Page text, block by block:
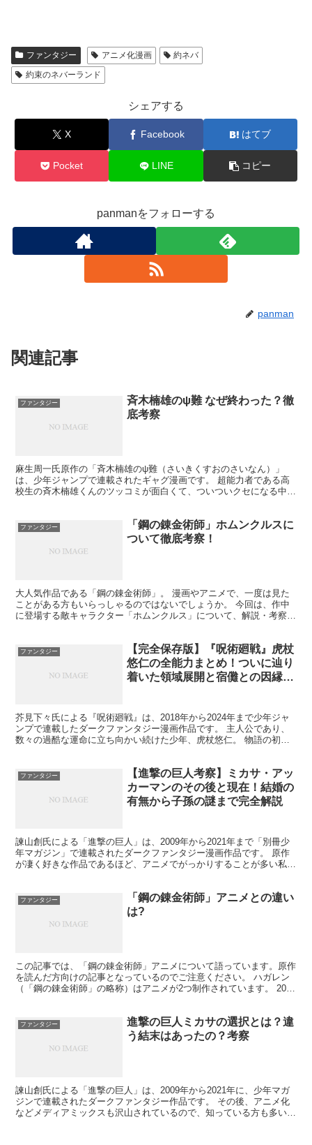
ファンタジー アニメ化漫画
約ネバ
約束のネバーランド
シェアする
X Facebook はてブ
Pocket LINE コピー
panmanをフォローする
panman
関連記事
ファンタジー
斉木楠雄のψ難 なぜ終わった？徹
底考察
麻生周一氏原作の「斉木楠雄のψ難（さいきくすおのさいなん）」
は、少年ジャンプで連載されたギャグ漫画です。 超能力者である高
校生の斉木楠雄くんのツッコミが面白くて、ついついクセになる中毒
ファンタジー
「鋼の錬金術師」ホムンクルスに
ついて徹底考察！
大人気作品である「鋼の錬金術師」。 漫画やアニメで、一度は見た
ことがある方もいらっしゃるのではないでしょうか。 今回は、作中
に登場する敵キャラクター「ホムンクルス」について、解説・考察し
ファンタジー
【完全保存版】『呪術廻戦』虎杖
悠仁の全能力まとめ！ついに辿り
着いた領域展開と宿儺との因縁の
芥見下々氏による『呪術廻戦』は、2018年から2024年まで少年ジャ
ンプで連載したダークファンタジー漫画作品です。 主人公であり、
数々の過酷な運命に立ち向かい続けた少年、虎杖悠仁。 物語の初期
ファンタジー
【進撃の巨人考察】ミカサ・アッ
カーマンのその後と現在！結婚の
有無から子孫の謎まで完全解説
諫山創氏による「進撃の巨人」は、2009年から2021年まで「別冊少
年マガジン」で連載されたダークファンタジー漫画作品です。 原作
が凄く好きな作品であるほど、アニメでがっかりすることが多い私で
ファンタジー
「鋼の錬金術師」アニメとの違い
は?
この記事では、「鋼の錬金術師」アニメについて語っています。原作
を読んだ方向けの記事となっているのでご注意ください。 ハガレン
（「鋼の錬金術師」の略称）はアニメが2つ制作されています。 2003
ファンタジー
進撃の巨人ミカサの選択とは？違
う結末はあったの？考察
諫山創氏による「進撃の巨人」は、2009年から2021年に、少年マガ
ジンで連載されたダークファンタジー作品です。 その後、アニメ化
などメディアミックスも沢山されているので、知っている方も多いと